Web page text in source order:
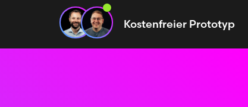
Kostenfreier Prototyp